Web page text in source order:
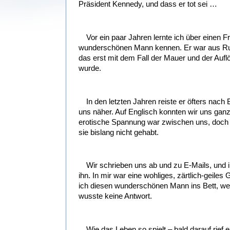
Präsident Kennedy, und dass er tot sei …
Vor ein paar Jahren lernte ich über einen
wunderschönen Mann kennen. Er war aus
das erst mit dem Fall der Mauer und der
wurde.
In den letzten Jahren reiste er öfters
uns näher. Auf Englisch konnten wir uns
erotische Spannung war zwischen uns,
sie bislang nicht gehabt.
Wir schrieben uns ab und zu E-Mails, und
ihn. In mir war eine wohliges, zärtlich-geiles
ich diesen wunderschönen Mann ins Bett,
wusste keine Antwort.